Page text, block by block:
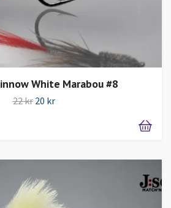
White Marabou #8
22 kr 20 kr